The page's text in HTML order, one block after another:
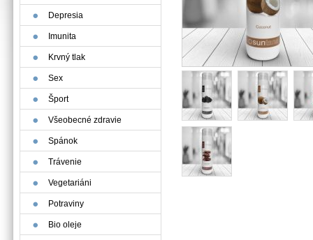
Depresia
Imunita
Krvný tlak
Sex
Šport
Všeobecné zdravie
Spánok
Trávenie
Vegetariáni
Potraviny
Bio oleje